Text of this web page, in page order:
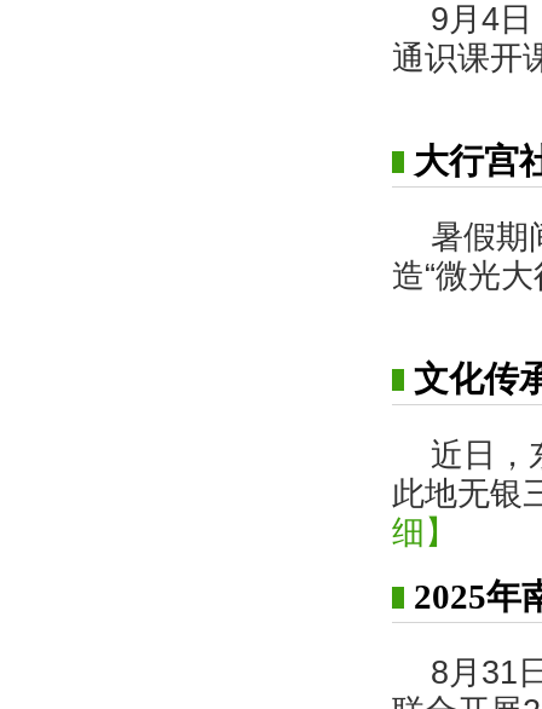
9月4日
通识课开
大行宫
暑假期
造“微光
文化传
近日，
此地无银
细】
2025年
8月31